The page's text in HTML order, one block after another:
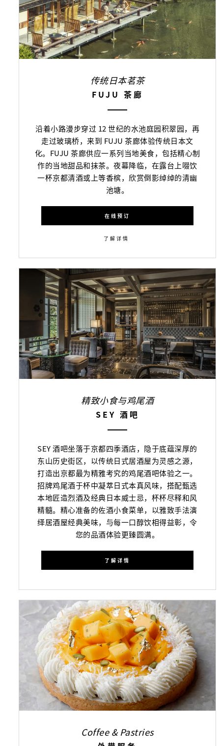
传统日本茗茶
FUJU 茶廊
沿着小路漫步穿过 12 世纪的水池庭园积翠园，再
走过玻璃桥，来到 FUJU 茶廊体验传统日本文
化。FUJU 茶廊供应一系列当地美食，包括精心制
作的当地甜品和抹茶。夜幕降临，在露台上啜饮
一杯京都清酒或上等香槟，欣赏倒影绰绰的清幽
池塘。
在线预订
了解详情
精致小食与鸡尾酒
SEY 酒吧
SEY 酒吧坐落于京都四季酒店，隐于底蕴深厚的
东山历史街区，以传统日式居酒屋为灵感之源，
打造出京都最为精雅考究的鸡尾酒吧体验之一。
招牌鸡尾酒于杯中凝萃日式本真风味，搭配甄选
本地匠造烈酒及经典日本威士忌，杯杯尽释和风
精髓。精心准备的佐酒小食菜单，以雅致手法演
绎居酒屋经典美味，与每一口醇饮相得益彰，令
您的品酒体验更臻圆满。
了解详情
Coffee & Pastries